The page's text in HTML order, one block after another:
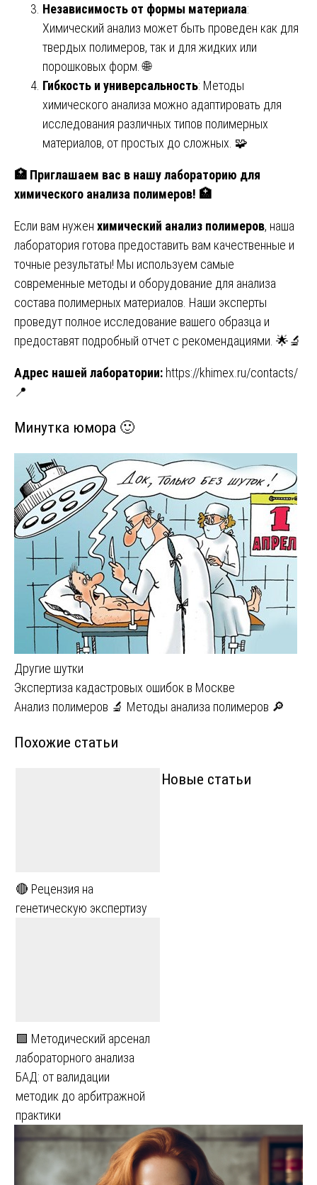
Независимость от формы материала:
Химический анализ может быть проведен как для
твердых полимеров, так и для жидких или
порошковых форм. 🌐
Гибкость и универсальность: Методы
химического анализа можно адаптировать для
исследования различных типов полимерных
материалов, от простых до сложных. 🧩
🏥 Приглашаем вас в нашу лабораторию для
химического анализа полимеров! 🏥
Если вам нужен химический анализ полимеров, наша
лаборатория готова предоставить вам качественные и
точные результаты! Мы используем самые
современные методы и оборудование для анализа
состава полимерных материалов. Наши эксперты
проведут полное исследование вашего образца и
предоставят подробный отчет с рекомендациями. 🌟🔬
Адрес нашей лаборатории: https://khimex.ru/contacts/
📍
Минутка юмора 🙂
Другие шутки
Навигация
записям
Экспертиза кадастровых ошибок в Москве
Анализ полимеров 🔬 Методы анализа полимеров 🔎
Похожие статьи
🔴 Рецензия на
генетическую экспертизу
🟩 Методический арсенал
лабораторного анализа
БАД: от валидации
методик до арбитражной
практики
Новые статьи